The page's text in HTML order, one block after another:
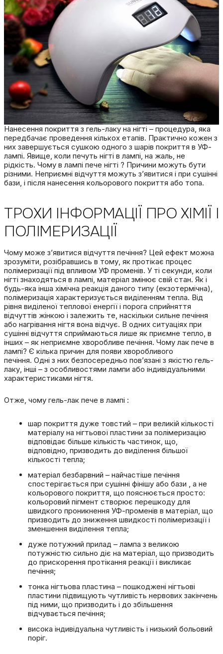
Нанесення покриття з гель-лаку на нігті – процедура, яка
передбачає проведення кількох етапів. Практично кожен з
них завершується сушкою одного з шарів покриття в УФ-
лампі. Явище, коли печуть нігті в лампі, на жаль, не
рідкість. Чому в лампі пече нігті ? Причини можуть бути
різними. Неприємні відчуття можуть з’явитися і при сушінні
бази, і після нанесення кольорового покриття або топа.
ТРОХИ ІНФОРМАЦІЇ ПРО ХІМІЇ І
ПОЛІМЕРИЗАЦІЇ
Чому може з’явитися відчуття печіння? Цей ефект можна
зрозуміти, розібравшись в тому, як протікає процес
полімеризації під впливом УФ променів. У ті секунди, коли
нігті знаходяться в лампі, матеріал змінює свій стан. Як і
будь-яка інша хімічна реакція даного типу (екзотермічна),
полімеризація характеризується виділенням тепла. Від
рівня виділеної теплової енергії і порога сприйняття
відчуттів жінкою і залежить те, наскільки сильне печіння
або нагрівання нігтя вона відчує. В одних ситуаціях при
сушінні відчуття сприймаються лише як приємне тепло, в
інших – як неприємне хворобливе печіння. Чому лак пече в
лампі? Є кілька причин для появи хворобливого
печіння. Одні з них безпосередньо пов’язані з якістю гель-
лаку, інші – з особливостями лампи або індивідуальними
характеристиками нігтя.
Отже, чому гель-лак пече в лампі :
шар покриття дуже товстий – при великій кількості
матеріалу на нігтьової пластини за полімеризацію
відповідає більше кількість частинок, що,
відповідно, призводить до виділення більшої
кількості тепла;
матеріал безбарвний – найчастіше печіння
спостерігається при сушінні фінішу або бази , а не
кольорового покриття, що пояснюється просто:
кольоровий пігмент створює перешкоду для
швидкого проникнення УФ-променів в матеріал, що
призводить до зниження швидкості полімеризації і
зменшення виділення тепла;
дуже потужний прилад – лампа з великою
потужністю сильно діє на матеріал, що призводить
до прискорення протікання реакції і викликає
печіння;
тонка нігтьова пластина – пошкоджені нігтьові
пластини підвищують чутливість нервових закінчень
під ними, що призводить і до збільшення
відчувається печіння;
висока індивідуальна чутливість і низький больовий
поріг.